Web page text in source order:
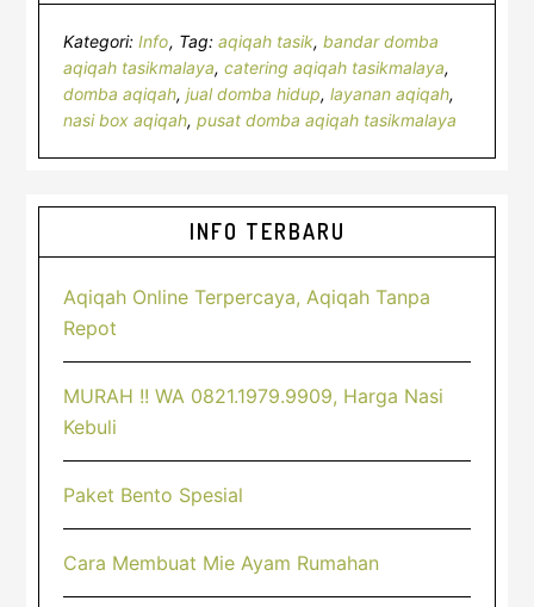
Kategori:Info Tag:aqiqah tasik,bandar domba
aqiqah tasikmalaya,catering aqiqah tasikmalaya,
domba aqiqah,jual domba hidup,layanan aqiqah,
nasi box aqiqah,pusat domba aqiqah tasikmalaya
Sidebar
Utama
INFO TERBARU
Aqiqah Online Terpercaya, Aqiqah Tanpa
Repot
MURAH !! WA 0821.1979.9909, Harga Nasi
Kebuli
Paket Bento Spesial
Cara Membuat Mie Ayam Rumahan